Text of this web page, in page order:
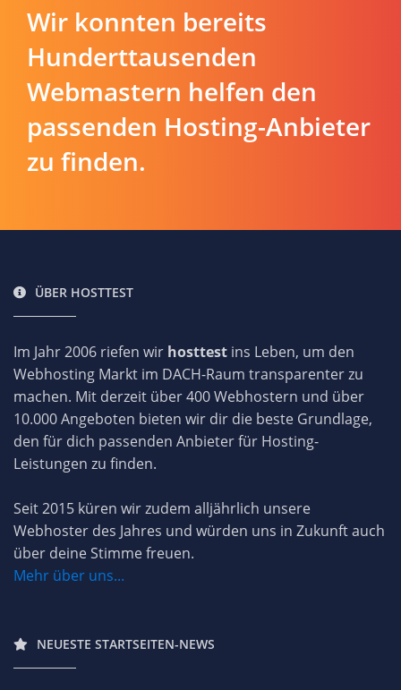
Wir konnten bereits
Hunderttausenden
Webmastern helfen den
passenden Hosting-Anbieter
zu finden.
ÜBER HOSTTEST
Im Jahr 2006 riefen wir hosttest ins Leben, um den
Webhosting Markt im DACH-Raum transparenter zu
machen. Mit derzeit über 400 Webhostern und über
10.000 Angeboten bieten wir dir die beste Grundlage,
den für dich passenden Anbieter für Hosting-
Leistungen zu finden.
Seit 2015 küren wir zudem alljährlich unsere
Webhoster des Jahres und würden uns in Zukunft auch
über deine Stimme freuen.
Mehr über uns...
NEUESTE STARTSEITEN-NEWS